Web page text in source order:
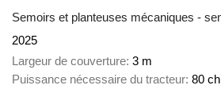
Semoirs et planteuses mécaniques -
2025
Largeur de couverture 3 m
Puissance nécessaire du tracteur 80 ch